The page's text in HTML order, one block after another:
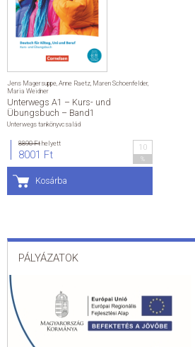
Jens Magersuppe Anne Raetz Maren Schoenfelder,
Maria Weidner
Unterwegs A1 – Kurs- und
Übungsbuch – Band1
Unterwegs tankönyvcsalád
8890 Fthelyett
8001 Ft
10
Kosárba
PÁLYÁZATOK
AKCIÓ
HÍREK
ÁLTALÁNOS SZERZŐDÉSI FELTÉTELEK
ADATKEZELÉSI ÉS ADATVÉDELMI SZABÁLYZAT